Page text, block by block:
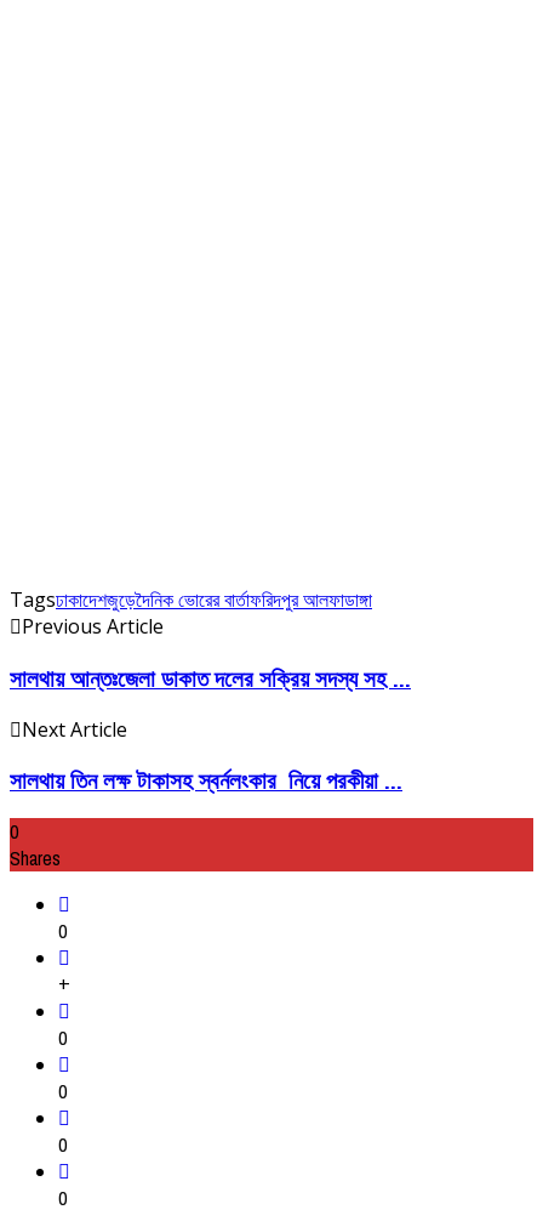
Tagsঢাকাদেশজুড়েদৈনিক ভোরের বার্তাফরিদপুর আলফাডাঙ্গা
Previous Article
সালথায় আন্তঃজেলা ডাকাত দলের সক্রিয় সদস্য সহ ...
Next Article
সালথায় তিন লক্ষ টাকাসহ স্বর্নলংকার নিয়ে পরকীয়া ...
0
Shares
0
+
0
0
0
0